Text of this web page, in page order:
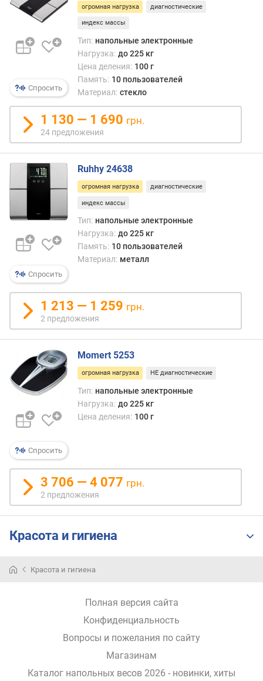
т
д
ш
е
х
к
д
о
р
о
г
и
о
д
о
о
г
и
х
к
д
ш
е
в
м
о
о
з
м
о
а
Спросить
огромная нагрузка диагностические
индекс массы
Тип: напольные электронные
Нагрузка: до 225 кг
Цена деления: 100 г
Память: 10 пользователей
Материал: стекло
1 130 — 1 690 грн.
24 предложения
Спросить
Ruhhy 24638
огромная нагрузка диагностические
индекс массы
Тип: напольные электронные
Нагрузка: до 225 кг
Память: 10 пользователей
Материал: металл
1 213 — 1 259 грн.
2 предложения
Спросить
Momert 5253
огромная нагрузка НЕ диагностические
Тип: напольные электронные
Нагрузка: до 225 кг
Цена деления: 100 г
3 706 — 4 077 грн.
2 предложения
Красота и гигиена
Красота и гигиена
Полная версия сайта
Конфиденциальность
Вопросы и пожелания по сайту
Магазинам
Каталог напольных весов 2026 - новинки, хиты